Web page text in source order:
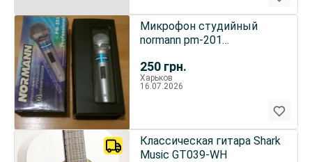
250 грн.
Микрофон студийный
normann pm-201
Харьков
16.07.2026
Классическая гитара Shark
Music GT039-WH